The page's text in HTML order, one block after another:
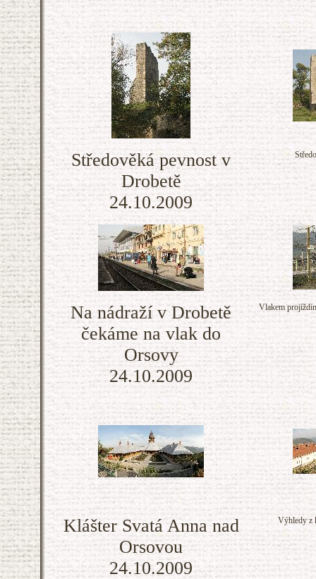
Středověká pevnost v
Drobetě
24.10.2009
Na nádraží v Drobetě
čekáme na vlak do
Orsovy
24.10.2009
Vlakem
Klášter Svatá Anna nad
Orsovou
24.10.2009
Výhledy z